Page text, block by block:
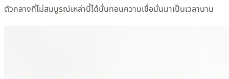
ตัวกลางที่ไม่สมบูรณ์เหล่านี้ได้บั่นทอนความเชื่อมั่นมาเป็นเวลานาน